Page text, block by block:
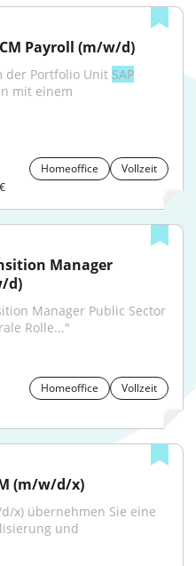
Payroll (m/w/d)
der Portfolio Unit SAP
mit einem
Homeoffice
Vollzeit
Manager
d)
Manager Public Sector
Rolle..."
Homeoffice
Vollzeit
(m/w/d/x)
x) übernehmen Sie eine
und